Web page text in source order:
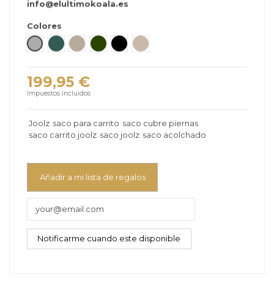
info@elultimokoala.es
Colores
Gris
Verde Oscuro
Gris pardoForest Green
Space BlackSandy Taupe
199,95 €
Impuestos incluidos
Joolz saco para carrito saco cubre piernas
saco carrito joolz saco joolz saco acolchado
Añadir a mi lista de regalos